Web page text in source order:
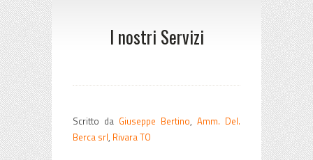
I nostri Servizi
Scritto da Giuseppe Bertino, Amm. Del.
Berca srl, Rivara TO